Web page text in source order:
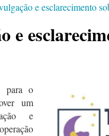
e esclarecimento
e
para o
um
e